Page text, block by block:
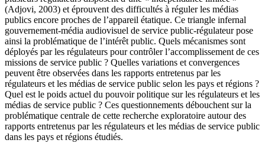
(Adjovi, 2003) et éprouvent des difficultés à réguler les médias
publics encore proches de l’appareil étatique. Ce triangle infernal
gouvernement-média audiovisuel de service public-régulateur pose
ainsi la problématique de l’intérêt public. Quels mécanismes sont
déployés par les régulateurs pour contrôler l’accomplissement de ces
missions de service public ? Quelles variations et convergences
peuvent être observées dans les rapports entretenus par les
régulateurs et les médias de service public selon les pays et régions ?
Quel est le poids actuel du pouvoir politique sur les régulateurs et les
médias de service public ? Ces questionnements débouchent sur la
problématique centrale de cette recherche exploratoire autour des
rapports entretenus par les régulateurs et les médias de service public
dans les pays et régions étudiés.